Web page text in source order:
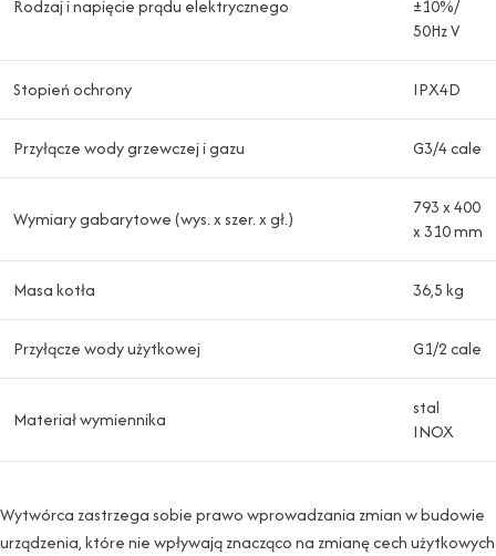
Rodzaj i napięcie prądu elektrycznego
±10%/
50Hz V
Stopień ochrony IPX4D
Przyłącze wody grzewczej i gazu G3/4 cale
Wymiary gabarytowe (wys. x szer. x gł.)
793 x 400
x 310 mm
Masa kotła 36,5 kg
Przyłącze wody użytkowej G1/2 cale
Materiał wymiennika
stal
INOX
Wytwórca zastrzega sobie prawo wprowadzania zmian w budowie
urządzenia, które nie wpływają znacząco na zmianę cech użytkowych